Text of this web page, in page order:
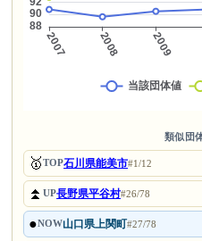
類似団
🥇TOP石川県能美市#1/12
⏫UP長野県平谷村#26/78
●NOW山口県上関町#27/78